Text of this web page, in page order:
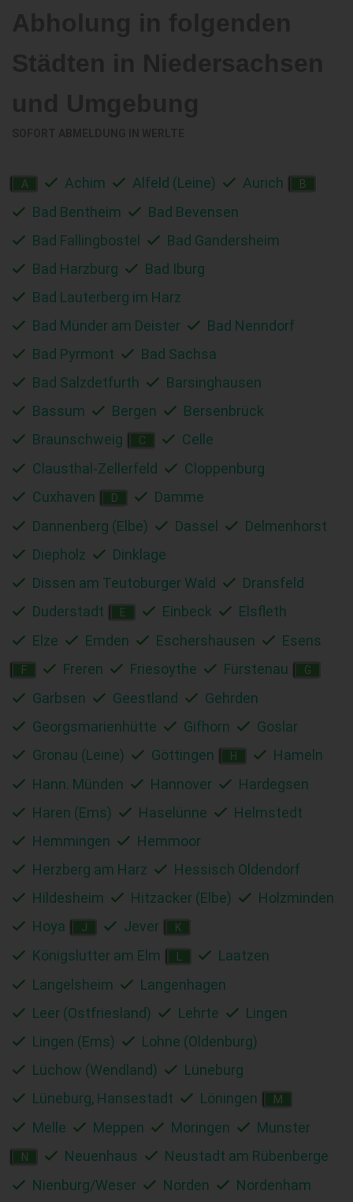
A Achim Alfeld (Leine) Aurich B
Bad Bentheim
Bad Bevensen
Bad Fallingbostel
Bad Gandersheim
Bad Harzburg
Bad Iburg
Bad Lauterberg im Harz
Bad Münder am Deister
Bad Nenndorf
Bad Pyrmont
Bad Sachsa
Bad Salzdetfurth
Barsinghausen
Bassum
Bergen
Bersenbrück
Braunschweig
C
Celle
Clausthal-Zellerfeld
Cloppenburg
Cuxhaven
D
Damme
Dannenberg (Elbe)
Dassel
Delmenhorst
Diepholz
Dinklage
Dissen am Teutoburger Wald
Dransfeld
Duderstadt
E Einbeck
Elsfleth
Elze
Emden Eschershausen Esens
F Freren Friesoythe Fürstenau G
Garbsen Geestland
Gehrden
Georgsmarienhütte
Gifhorn
Goslar
Gronau (Leine)
Göttingen H
Hameln
Hann. Münden
Hannover
Hardegsen
Haren (Ems)
Haselünne
Helmstedt
Hemmingen
Hemmoor
Herzberg am Harz
Hessisch Oldendorf
Hildesheim
Hitzacker (Elbe)
Holzminden
Hoya
J Jever K
Königslutter am Elm
Laatzen
Langelsheim
Langenhagen
Leer (Ostfriesland)
Lehrte
Lingen
Lingen (Ems)
Lohne (Oldenburg)
Lüchow (Wendland)
Lüneburg
Lüneburg, Hansestadt
Löningen M
Melle Meppen Moringen Munster
N Neuenhaus
Neustadt am Rübenberge
Nienburg/Weser
Norden Nordenham